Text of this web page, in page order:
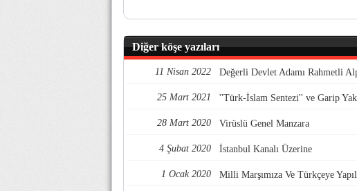
Diğer köşe yazıları
11 Nisan 2022 Değerli Devlet Adamı Rahmetli
25 Mart 2021 ''Türk-İslam Sentezi'' ve Garip
28 Mart 2020 Virüslü Genel Manzara
4 Şubat 2020 İstanbul Kanalı Üzerine
1 Ocak 2020 Milli Marşımıza Ve Türkçeye